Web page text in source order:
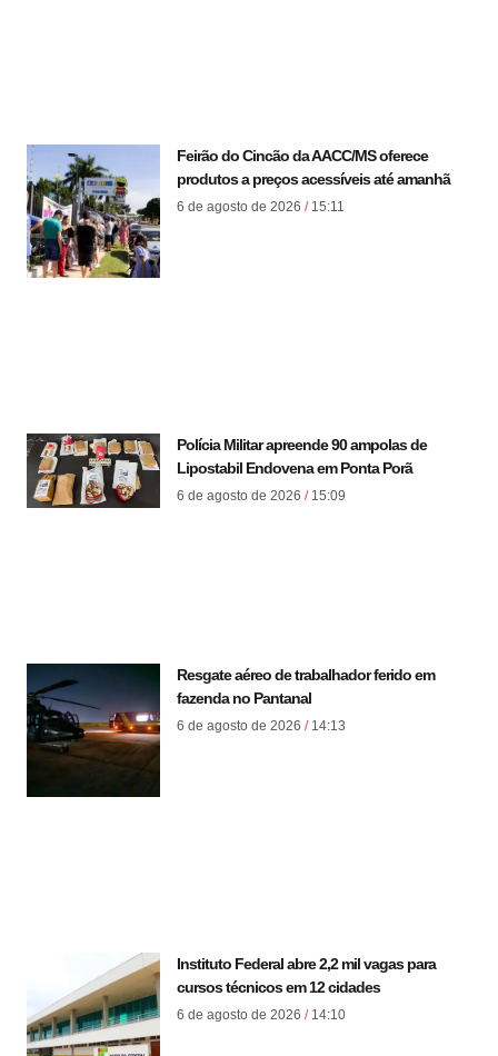
Feirão do Cincão da AACC/MS oferece
produtos a preços acessíveis até amanhã
6 de agosto de 2026 15:11
Polícia Militar apreende 90 ampolas de
Lipostabil Endovena em Ponta Porã
6 de agosto de 2026 15:09
Resgate aéreo de trabalhador ferido em
fazenda no Pantanal
6 de agosto de 2026 14:13
Instituto Federal abre 2,2 mil vagas para
cursos técnicos em 12 cidades
6 de agosto de 2026 14:10